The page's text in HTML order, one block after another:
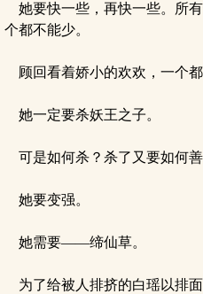
她要快一些，再快一些。所
个都不能少。
顾回看着娇小的欢欢，一个都
她一定要杀妖王之子。
可是如何杀？杀了又要如何善
她要变强。
她需要——缔仙草。
为了给被人排挤的白瑶以排